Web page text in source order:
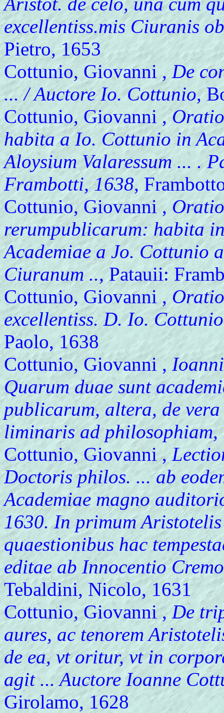
excellentiss.mis Ciuranis
Pietro, 1653
Cottunio, Giovanni ,De
... / Auctore Io. Cottunio,
Cottunio, Giovanni ,Oratio
habita a Io. Cottunio in
Aloysium Valaressum ... .
Frambotti, 1638,
Cottunio, Giovanni ,Oratio
rerumpublicarum: habita
Academiae a Jo. Cottunio
Ciuranum .., Patauii:
Cottunio, Giovanni ,
excellentiss. D. Io.
Paolo, 1638
Cottunio, Giovanni ,
Quarum duae sunt
publicarum, altera, de
liminaris ad philosophiam,
Cottunio, Giovanni ,
Doctoris philos. ... ab
Academiae magno
1630. In primum
quaestionibus hac
editae ab Innocentio
Tebaldini, Nicolo, 1631
Cottunio, Giovanni ,De
aures, ac tenorem
de ea, vt oritur, vt in
agit ... Auctore Ioanne
Girolamo, 1628